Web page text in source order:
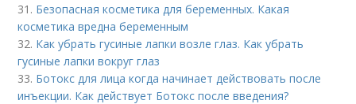
31. Безопасная косметика для беременных. Какая
косметика вредна беременным
32. Как убрать гусиные лапки возле глаз. Как убрать
гусиные лапки вокруг глаз
33. Ботокс для лица когда начинает действовать после
инъекции. Как действует Ботокс после введения?